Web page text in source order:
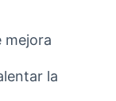
mejora
la